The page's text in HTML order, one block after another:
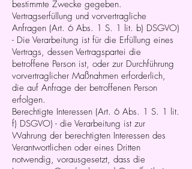
bestimmte Zwecke gegeben.
Vertragserfüllung und vorvertragliche
Anfragen (Art. 6 Abs. 1 S. 1 lit. b) DSGVO)
- Die Verarbeitung ist für die Erfüllung eines
Vertrags, dessen Vertragspartei die
betroffene Person ist, oder zur Durchführung
vorvertraglicher Maßnahmen erforderlich,
die auf Anfrage der betroffenen Person
erfolgen.
Berechtigte Interessen (Art. 6 Abs. 1 S. 1 lit.
f) DSGVO) - die Verarbeitung ist zur
Wahrung der berechtigten Interessen des
Verantwortlichen oder eines Dritten
notwendig, vorausgesetzt, dass die